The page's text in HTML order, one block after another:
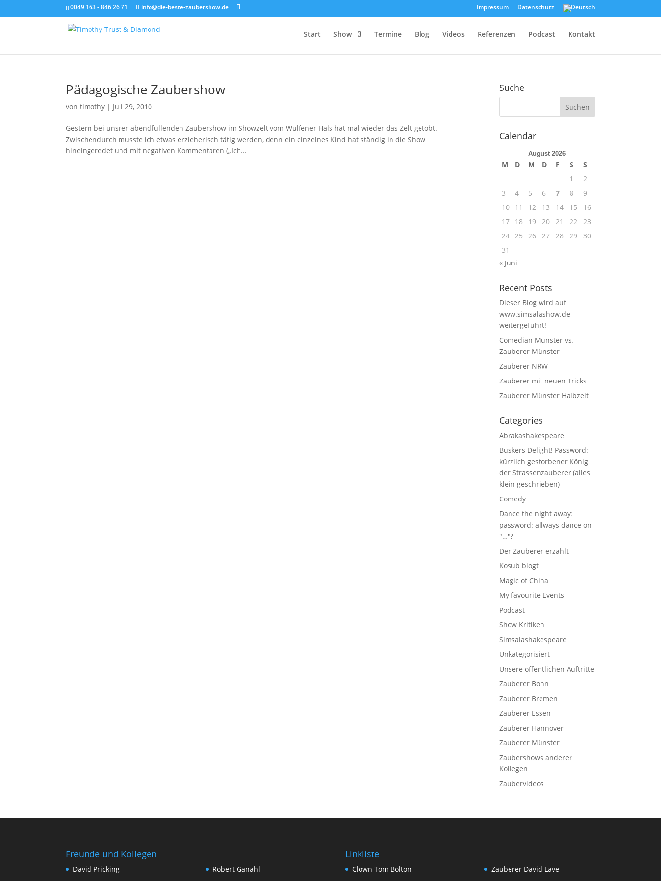
0049 163 - 846 26 71 info@die-beste-zaubershow.de Impressum Datenschutz
Start Show Termine Blog Videos Referenzen Podcast Kontakt
Pädagogische Zaubershow
vontimothy | Juli 29, 2010
Gestern bei unsrer abendfüllenden Zaubershow im Showzelt vom Wulfener Hals hat mal wieder das Zelt getobt.
Zwischendurch musste ich etwas erzieherisch tätig werden, denn ein einzelnes Kind hat ständig in die Show
hineingeredet und mit negativen Kommentaren („Ich...
Suche
Calendar
August 2026
M D M D F S
S
1
2
3
4 5 6 7 8
9
10
11 12 13 14 15
16
17
18 19 20 21 22
23
24 25 26 27 28 29
30
31
« Juni
Recent Posts
Dieser Blog wird auf
www.simsalashow.de
weitergeführt!
Comedian Münster vs.
Zauberer Münster
Zauberer NRW
Zauberer mit neuen Tricks
Zauberer Münster Halbzeit
Categories
Abrakashakespeare
Buskers Delight! Password:
kürzlich gestorbener König
der Strassenzauberer (alles
klein geschrieben)
Comedy
Dance the night away;
password: allways dance on
"…"?
Der Zauberer erzählt
Kosub blogt
Magic of China
My favourite Events
Podcast
Show Kritiken
Simsalashakespeare
Unkategorisiert
Unsere öffentlichen Auftritte
Zauberer Bonn
Zauberer Bremen
Zauberer Essen
Zauberer Hannover
Zauberer Münster
Zaubershows anderer
Kollegen
Zaubervideos
Freunde und Kollegen
David Pricking
Robert Ganahl
Linkliste
Clown Tom Bolton
Zauberer David Lave